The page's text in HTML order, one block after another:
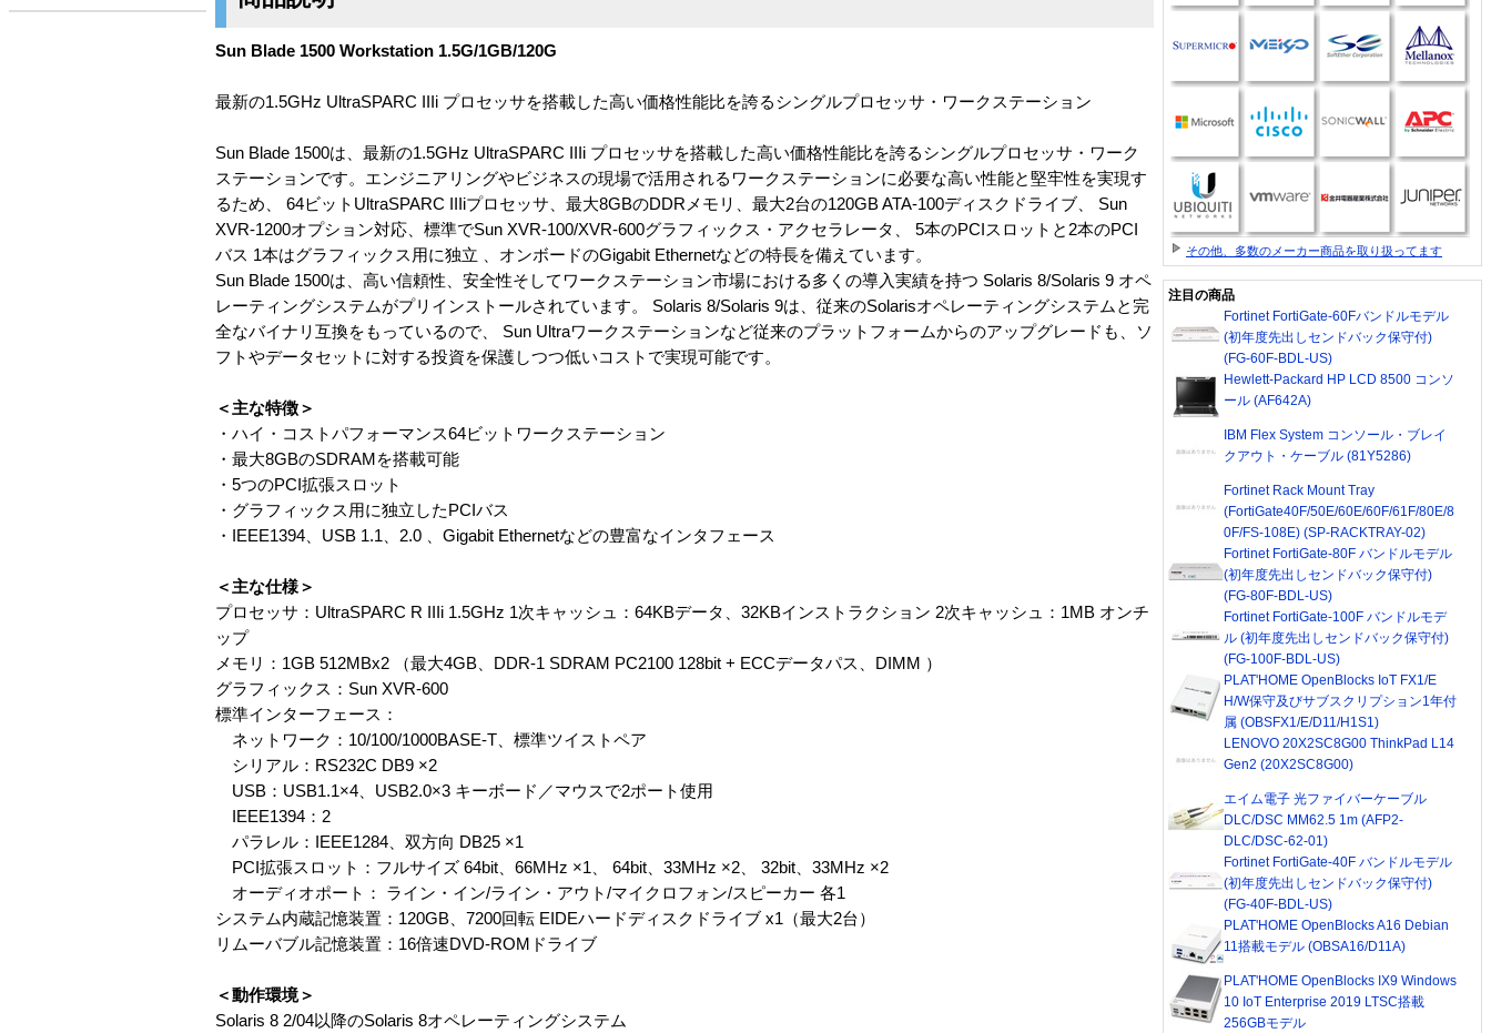
Sun Blade 1500 Workstation 1.5G/1GB/120G
最新の1.5GHz UltraSPARC IIIi プロセッサを搭載した高い価格性能比を誇るシングルプロセッサ・ワークステーション
Sun Blade 1500は、最新の1.5GHz UltraSPARC IIIi プロセッサを搭載した高い価格性能比を誇るシングルプロセッサ・ワーク
ステーションです。エンジニアリングやビジネスの現場で活用されるワークステーションに必要な高い性能と堅牢性を実現す
るため、 64ビットUltraSPARC IIIiプロセッサ、最大8GBのDDRメモリ、最大2台の120GB ATA-100ディスクドライブ、 Sun
XVR-1200オプション対応、標準でSun XVR-100/XVR-600グラフィックス・アクセラレータ、 5本のPCIスロットと2本のPCI
バス 1本はグラフィックス用に独立 、オンボードのGigabit Ethernetなどの特長を備えています。
Sun Blade 1500は、高い信頼性、安全性そしてワークステーション市場における多くの導入実績を持つ Solaris 8/Solaris 9 オペ
レーティングシステムがプリインストールされています。 Solaris 8/Solaris 9は、従来のSolarisオペレーティングシステムと完
全なバイナリ互換をもっているので、 Sun Ultraワークステーションなど従来のプラットフォームからのアップグレードも、ソ
フトやデータセットに対する投資を保護しつつ低いコストで実現可能です。
＜主な特徴＞
・ハイ・コストパフォーマンス64ビットワークステーション
・最大8GBのSDRAMを搭載可能
・5つのPCI拡張スロット
・グラフィックス用に独立したPCIバス
・IEEE1394、USB 1.1、2.0 、Gigabit Ethernetなどの豊富なインタフェース
＜主な仕様＞
プロセッサ：UltraSPARC R IIIi 1.5GHz 1次キャッシュ：64KBデータ、32KBインストラクション 2次キャッシュ：1MB オンチ
ップ
メモリ：1GB 512MBx2 （最大4GB、DDR-1 SDRAM PC2100 128bit + ECCデータパス、DIMM ）
グラフィックス：Sun XVR-600
標準インターフェース：
ネットワーク：10/100/1000BASE-T、標準ツイストペア
シリアル：RS232C DB9 ×2
USB：USB1.1×4、USB2.0×3 キーボード／マウスで2ポート使用
IEEE1394：2
パラレル：IEEE1284、双方向 DB25 ×1
PCI拡張スロット：フルサイズ 64bit、66MHz ×1、 64bit、33MHz ×2、 32bit、33MHz ×2
オーディオポート： ライン・イン/ライン・アウト/マイクロフォン/スピーカー 各1
システム内蔵記憶装置：120GB、7200回転 EIDEハードディスクドライブ x1（最大2台）
リムーバブル記憶装置：16倍速DVD-ROMドライブ
＜動作環境＞
Solaris 8 2/04以降のSolaris 8オペレーティングシステム
その他、多数のメーカー商品を取り扱ってます
注目の商品
Fortinet FortiGate-60Fバンドルモデル
(初年度先出しセンドバック保守付)
(FG-60F-BDL-US)
Hewlett-Packard HP LCD 8500 コンソ
ール (AF642A)
IBM Flex System コンソール・ブレイ
クアウト・ケーブル (81Y5286)
Fortinet Rack Mount Tray
(FortiGate40F/50E/60E/60F/61F/80E/8
0F/FS-108E) (SP-RACKTRAY-02)
Fortinet FortiGate-80F バンドルモデル
(初年度先出しセンドバック保守付)
(FG-80F-BDL-US)
Fortinet FortiGate-100F バンドルモデ
ル (初年度先出しセンドバック保守付)
(FG-100F-BDL-US)
PLAT'HOME OpenBlocks IoT FX1/E
H/W保守及びサブスクリプション1年付
属 (OBSFX1/E/D11/H1S1)
LENOVO 20X2SC8G00 ThinkPad L14
Gen2 (20X2SC8G00)
エイム電子 光ファイバーケーブル
DLC/DSC MM62.5 1m (AFP2-
DLC/DSC-62-01)
Fortinet FortiGate-40F バンドルモデル
(初年度先出しセンドバック保守付)
(FG-40F-BDL-US)
PLAT'HOME OpenBlocks A16 Debian
11搭載モデル (OBSA16/D11A)
PLAT'HOME OpenBlocks IX9 Windows
10 IoT Enterprise 2019 LTSC搭載
256GBモデル